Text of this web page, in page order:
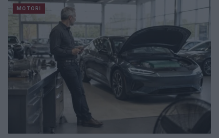
MOTORI